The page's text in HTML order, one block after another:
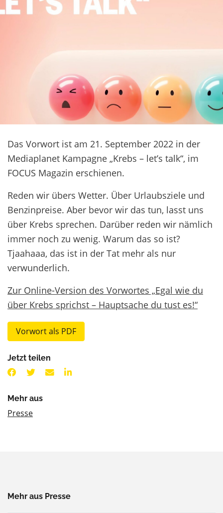
Das Vorwort ist am 21. September 2022 in der
Mediaplanet Kampagne „Krebs – let’s talk“, im
FOCUS Magazin erschienen.
Reden wir übers Wetter. Über Urlaubsziele und
Benzinpreise. Aber bevor wir das tun, lasst uns
über Krebs sprechen. Darüber reden wir nämlich
immer noch zu wenig. Warum das so ist?
Tjaahaaa, das ist in der Tat mehr als nur
verwunderlich.
Zur Online-Version des Vorwortes „Egal wie du
über Krebs sprichst – Hauptsache du tust es!“
Vorwort als PDF
Jetzt teilen
Mehr aus
Presse
Mehr aus Presse